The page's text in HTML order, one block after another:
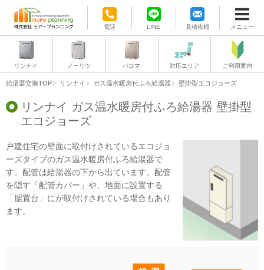
電話 LINE 見積依頼 メニュー
リンナイ ノーリツ パロマ 対応エリア ご利用案内
給湯器交換TOP リンナイ ガス温水暖房付ふろ給湯器 壁掛型エコジョーズ
リンナイ ガス温水暖房付ふろ給湯器 壁掛型
エコジョーズ
戸建住宅の壁面に取付けされているエコジョ
ーズタイプのガス温水暖房付ふろ給湯器で
す。配管は給湯器の下から出ています。配管
を隠す「配管カバー」や、地面に設置する
「据置台」にが取付けされている場合もあり
ます。